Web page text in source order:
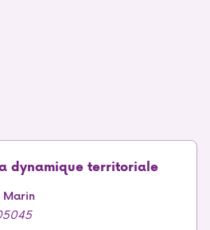
dynamique territoriale
Marin